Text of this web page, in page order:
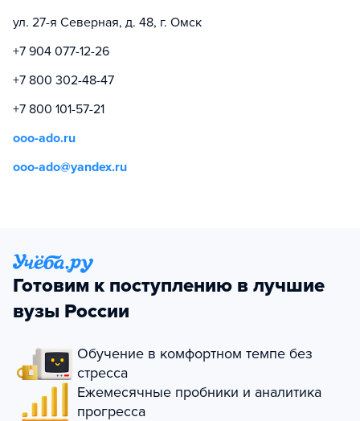
ул. 27-я Северная, д. 48, г. Омск
+7 904 077-12-26
+7 800 302-48-47
+7 800 101-57-21
ooo-ado.ru
ooo-ado@yandex.ru
Готовим к поступлению в лучшие
вузы России
Обучение в комфортном темпе без
стресса
Ежемесячные пробники и аналитика
прогресса